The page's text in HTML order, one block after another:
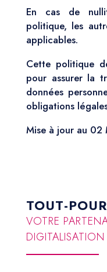
En cas de
politique, les
applicables.
Cette politique
pour assurer la
données
obligations
Mise à jour au 02
TOUT-
VOTRE
DIGITALISATION